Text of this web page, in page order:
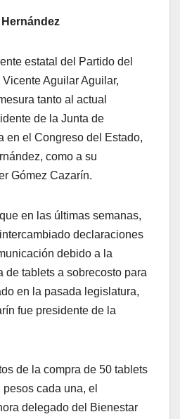
estatal del Partido del
Aguilar Aguilar,
tanto al actual
de la Junta de
en el Congreso del Estado,
como a su
Gómez Cazarín.
en las últimas semanas,
declaraciones
debido a la
de tablets a sobrecosto para
en la pasada legislatura,
fue presidente de la
de la compra de 50 tablets
cada una, el
delegado del Bienestar